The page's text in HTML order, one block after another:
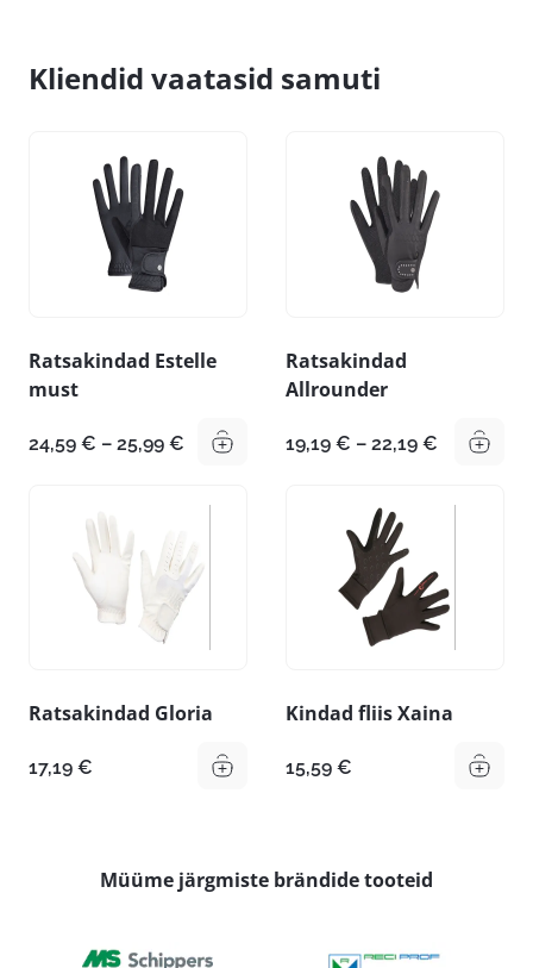
Kliendid vaatasid samuti
Ratsakindad Estelle
must
24,59 € – 25,99 € Hinnavahemik:
Ratsakindad
Allrounder
19,19 € – 22,19 €
Ratsakindad Gloria
17,19 €
Kindad fliis Xaina
15,59 €
Müüme järgmiste brändide tooteid